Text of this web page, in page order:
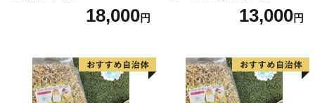
農業は、温暖な気候を活かし、ミニトマトなど野菜を中
の伊勢エビ等を対象とした刺し網漁業とアワビ、トコブ
シ、海草等の採貝漁業がおこなわれ、沖合ではイサキ、
タイ等を対象とした一本釣りやイワシ等を対象とした敷
18,000円 13,000円